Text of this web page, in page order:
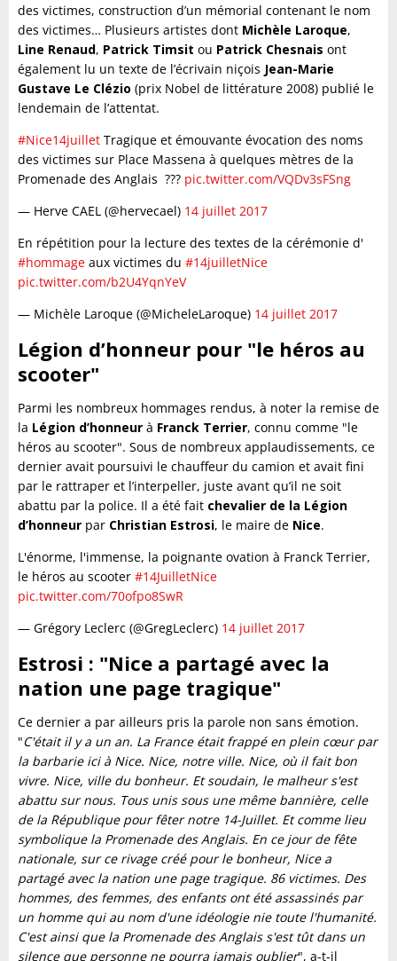
des victimes, construction d’un mémorial contenant le nom
des victimes… Plusieurs artistes dont Michèle Laroque,
Line Renaud, Patrick Timsit ou Patrick Chesnais ont
également lu un texte de l’écrivain niçois Jean-Marie
Gustave Le Clézio (prix Nobel de littérature 2008) publié le
lendemain de l’attentat.
#Nice14juillet Tragique et émouvante évocation des noms
des victimes sur Place Massena à quelques mètres de la
Promenade des Anglais ??? pic.twitter.com/VQDv3sFSng
— Herve CAEL (@hervecael) 14 juillet 2017
En répétition pour la lecture des textes de la cérémonie d'
#hommage aux victimes du #14juilletNice
pic.twitter.com/b2U4YqnYeV
— Michèle Laroque (@MicheleLaroque) 14 juillet 2017
Légion d’honneur pour "le héros au
scooter"
Parmi les nombreux hommages rendus, à noter la remise de
la Légion d’honneur à Franck Terrier, connu comme "le
héros au scooter". Sous de nombreux applaudissements, ce
dernier avait poursuivi le chauffeur du camion et avait fini
par le rattraper et l’interpeller, juste avant qu’il ne soit
abattu par la police. Il a été fait chevalier de la Légion
d’honneur par Christian Estrosi, le maire de Nice.
L'énorme, l'immense, la poignante ovation à Franck Terrier,
le héros au scooter #14JuilletNice
pic.twitter.com/70ofpo8SwR
— Grégory Leclerc (@GregLeclerc) 14 juillet 2017
Estrosi : "Nice a partagé avec la
nation une page tragique"
Ce dernier a par ailleurs pris la parole non sans émotion.
"C'était il y a un an. La France était frappé en plein cœur par
la barbarie ici à Nice. Nice, notre ville. Nice, où il fait bon
vivre. Nice, ville du bonheur. Et soudain, le malheur s'est
abattu sur nous. Tous unis sous une même bannière, celle
de la République pour fêter notre 14-Juillet. Et comme lieu
symbolique la Promenade des Anglais. En ce jour de fête
nationale, sur ce rivage créé pour le bonheur, Nice a
partagé avec la nation une page tragique. 86 victimes. Des
hommes, des femmes, des enfants ont été assassinés par
un homme qui au nom d'une idéologie nie toute l'humanité.
C'est ainsi que la Promenade des Anglais s'est tût dans un
silence que personne ne pourra jamais oublier", a-t-il